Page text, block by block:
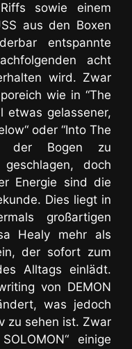
sowie einem
aus den Boxen
entspannte
acht
wird. Zwar
wie in “The
etwas gelassener,
oder “Into The
der Bogen zu
doch
Energie sind die
Dies liegt in
großartigen
Healy mehr als
der sofort zum
Alltags einlädt.
von DEMON
was jedoch
zu sehen ist. Zwar
einige